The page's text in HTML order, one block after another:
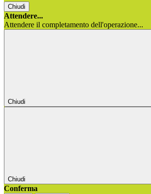
Chiudi
Attendere...
Attendere il completamento dell'operazione...
Chiudi
Chiudi
Conferma